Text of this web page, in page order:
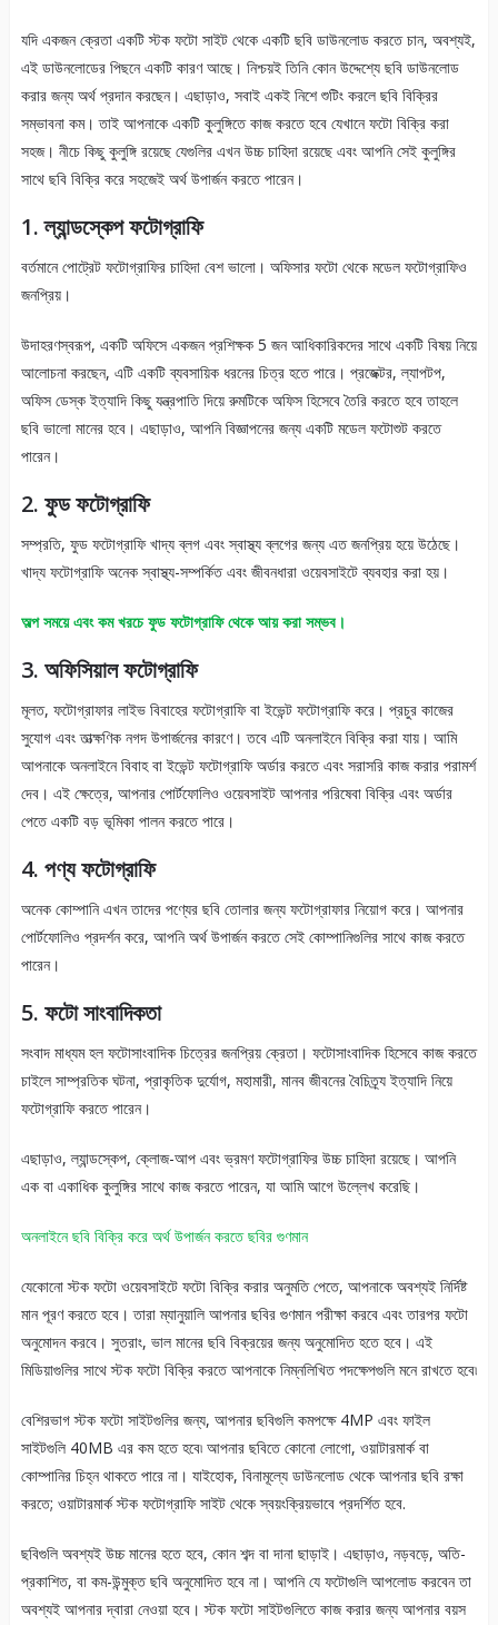
যদি একজন ক্রেতা একটি স্টক ফটো সাইট থেকে একটি ছবি ডাউনলোড করতে চান, অবশ্যই,
এই ডাউনলোডের পিছনে একটি কারণ আছে। নিশ্চয়ই তিনি কোন উদ্দেশ্যে ছবি ডাউনলোড
করার জন্য অর্থ প্রদান করছেন। এছাড়াও, সবাই একই নিশে শুটিং করলে ছবি বিক্রির
সম্ভাবনা কম। তাই আপনাকে একটি কুলুঙ্গিতে কাজ করতে হবে যেখানে ফটো বিক্রি করা
সহজ। নীচে কিছু কুলুঙ্গি রয়েছে যেগুলির এখন উচ্চ চাহিদা রয়েছে এবং আপনি সেই কুলুঙ্গির
সাথে ছবি বিক্রি করে সহজেই অর্থ উপার্জন করতে পারেন।
1. ল্যান্ডস্কেপ ফটোগ্রাফি
বর্তমানে পোট্রেট ফটোগ্রাফির চাহিদা বেশ ভালো। অফিসার ফটো থেকে মডেল ফটোগ্রাফিও
জনপ্রিয়।
উদাহরণস্বরূপ, একটি অফিসে একজন প্রশিক্ষক 5 জন আধিকারিকদের সাথে একটি বিষয় নিয়ে
আলোচনা করছেন, এটি একটি ব্যবসায়িক ধরনের চিত্র হতে পারে। প্রজেক্টর, ল্যাপটপ,
অফিস ডেস্ক ইত্যাদি কিছু যন্ত্রপাতি দিয়ে রুমটিকে অফিস হিসেবে তৈরি করতে হবে তাহলে
ছবি ভালো মানের হবে। এছাড়াও, আপনি বিজ্ঞাপনের জন্য একটি মডেল ফটোশুট করতে
পারেন।
2. ফুড ফটোগ্রাফি
সম্প্রতি, ফুড ফটোগ্রাফি খাদ্য ব্লগ এবং স্বাস্থ্য ব্লগের জন্য এত জনপ্রিয় হয়ে উঠেছে।
খাদ্য ফটোগ্রাফি অনেক স্বাস্থ্য-সম্পর্কিত এবং জীবনধারা ওয়েবসাইটে ব্যবহার করা হয়।
অল্প সময়ে এবং কম খরচে ফুড ফটোগ্রাফি থেকে আয় করা সম্ভব।
3. অফিসিয়াল ফটোগ্রাফি
মূলত, ফটোগ্রাফার লাইভ বিবাহের ফটোগ্রাফি বা ইভেন্ট ফটোগ্রাফি করে। প্রচুর কাজের
সুযোগ এবং তাত্ক্ষণিক নগদ উপার্জনের কারণে। তবে এটি অনলাইনে বিক্রি করা যায়। আমি
আপনাকে অনলাইনে বিবাহ বা ইভেন্ট ফটোগ্রাফি অর্ডার করতে এবং সরাসরি কাজ করার পরামর্শ
দেব। এই ক্ষেত্রে, আপনার পোর্টফোলিও ওয়েবসাইট আপনার পরিষেবা বিক্রি এবং অর্ডার
পেতে একটি বড় ভূমিকা পালন করতে পারে।
4. পণ্য ফটোগ্রাফি
অনেক কোম্পানি এখন তাদের পণ্যের ছবি তোলার জন্য ফটোগ্রাফার নিয়োগ করে। আপনার
পোর্টফোলিও প্রদর্শন করে, আপনি অর্থ উপার্জন করতে সেই কোম্পানিগুলির সাথে কাজ করতে
পারেন।
5. ফটো সাংবাদিকতা
সংবাদ মাধ্যম হল ফটোসাংবাদিক চিত্রের জনপ্রিয় ক্রেতা। ফটোসাংবাদিক হিসেবে কাজ করতে
চাইলে সাম্প্রতিক ঘটনা, প্রাকৃতিক দুর্যোগ, মহামারী, মানব জীবনের বৈচিত্র্য ইত্যাদি নিয়ে
ফটোগ্রাফি করতে পারেন।
এছাড়াও, ল্যান্ডস্কেপ, ক্লোজ-আপ এবং ভ্রমণ ফটোগ্রাফির উচ্চ চাহিদা রয়েছে। আপনি
এক বা একাধিক কুলুঙ্গির সাথে কাজ করতে পারেন, যা আমি আগে উল্লেখ করেছি।
অনলাইনে ছবি বিক্রি করে অর্থ উপার্জন করতে ছবির গুণমান
যেকোনো স্টক ফটো ওয়েবসাইটে ফটো বিক্রি করার অনুমতি পেতে, আপনাকে অবশ্যই নির্দিষ্ট
মান পূরণ করতে হবে। তারা ম্যানুয়ালি আপনার ছবির গুণমান পরীক্ষা করবে এবং তারপর ফটো
অনুমোদন করবে। সুতরাং, ভাল মানের ছবি বিক্রয়ের জন্য অনুমোদিত হতে হবে। এই
মিডিয়াগুলির সাথে স্টক ফটো বিক্রি করতে আপনাকে নিম্নলিখিত পদক্ষেপগুলি মনে রাখতে হবে৷
বেশিরভাগ স্টক ফটো সাইটগুলির জন্য, আপনার ছবিগুলি কমপক্ষে 4MP এবং ফাইল
সাইটগুলি 40MB এর কম হতে হবে৷ আপনার ছবিতে কোনো লোগো, ওয়াটারমার্ক বা
কোম্পানির চিহ্ন থাকতে পারে না। যাইহোক, বিনামূল্যে ডাউনলোড থেকে আপনার ছবি রক্ষা
করতে; ওয়াটারমার্ক স্টক ফটোগ্রাফি সাইট থেকে স্বয়ংক্রিয়ভাবে প্রদর্শিত হবে.
ছবিগুলি অবশ্যই উচ্চ মানের হতে হবে, কোন শব্দ বা দানা ছাড়াই। এছাড়াও, নড়বড়ে, অতি-
প্রকাশিত, বা কম-উন্মুক্ত ছবি অনুমোদিত হবে না। আপনি যে ফটোগুলি আপলোড করবেন তা
অবশ্যই আপনার দ্বারা নেওয়া হবে। স্টক ফটো সাইটগুলিতে কাজ করার জন্য আপনার বয়স